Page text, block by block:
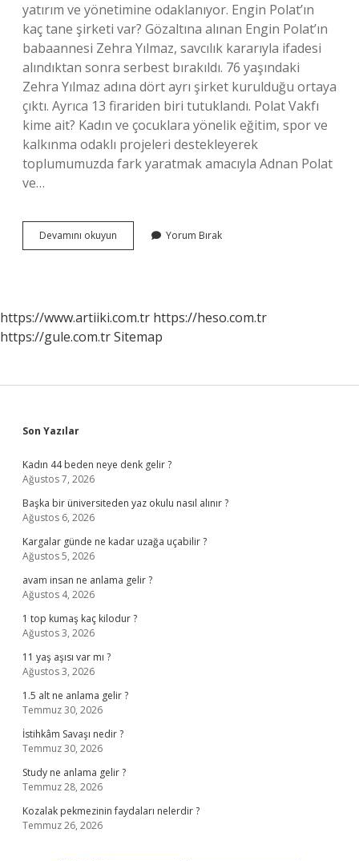
yatırım ve yönetimine odaklanıyor. Engin Polat’ın
kaç tane şirketi var? Gözaltına alınan Engin Polat’ın
babaannesi Zehra Yılmaz, savcılık kararıyla ifadesi
alındıktan sonra serbest bırakıldı. 76 yaşındaki
Zehra Yılmaz adına dört ayrı şirket kurulduğu ortaya
çıktı. Ayrıca 13 firariden biri tutuklandı. Polat Vakfı
kime ait? Kadın ve çocuklara yönelik eğitim, spor ve
kalkınma odaklı projeleri destekleyerek
toplumumuzda fark yaratmak amacıyla Adnan Polat
ve…
Devamını okuyun
Ne
Yorum Bırak
https://www.artiiki.com.tr https://heso.com.tr
https://gule.com.trSitemap
Sidebar
Son Yazılar
Kadın 44 beden neye denk gelir ?
Ağustos 7, 2026
Başka bir üniversiteden yaz okulu nasıl alınır ?
Ağustos 6, 2026
Kargalar günde ne kadar uzağa uçabilir ?
Ağustos 5, 2026
avam insan ne anlama gelir ?
Ağustos 4, 2026
1 top kumaş kaç kilodur ?
Ağustos 3, 2026
11 yaş aşısı var mı ?
Ağustos 3, 2026
1.5 alt ne anlama gelir ?
Temmuz 30, 2026
İstihkâm Savaşı nedir ?
Temmuz 30, 2026
Study ne anlama gelir ?
Temmuz 28, 2026
Kozalak pekmezinin faydaları nelerdir ?
Temmuz 26, 2026